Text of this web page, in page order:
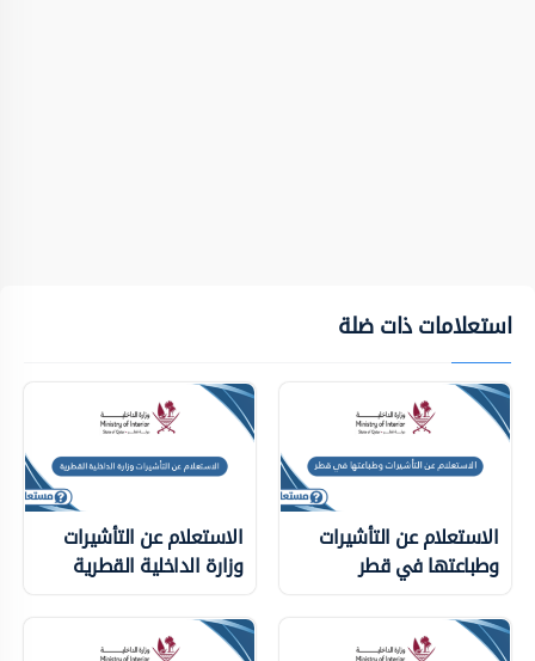
استعلامات ذات ضلة
الاستعلام عن التأشيرات
وطباعتها في قطر
الاستعلام عن التأشيرات
وزارة الداخلية ‏القطرية